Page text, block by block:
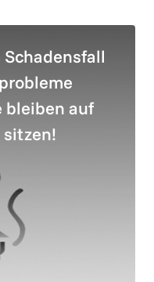
bleiben auf
sitzen!